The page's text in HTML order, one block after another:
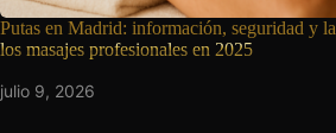
Putas en Madrid: información, seguridad y la
los masajes profesionales en 2025
julio 9, 2026